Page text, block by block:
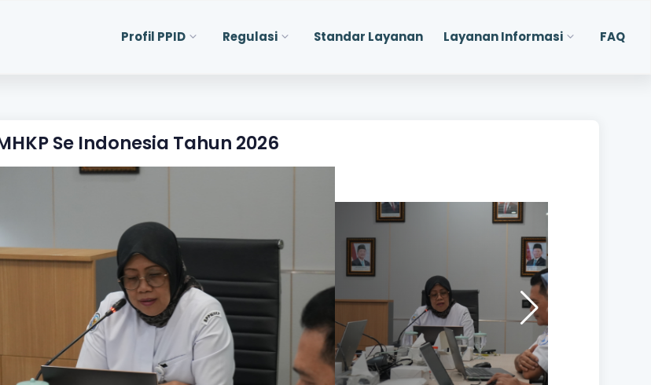
Profil PPID Regulasi Standar Layanan Layanan Informasi FAQ
Se Indonesia Tahun 2026